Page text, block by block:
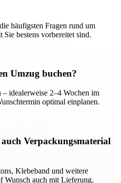
häufigsten Fragen rund um
Sie bestens vorbereitet sind.
Umzug buchen?
idealerweise 2–4 Wochen im
optimal einplanen.
Verpackungsmaterial
Klebeband und weitere
Wunsch auch mit Lieferung.